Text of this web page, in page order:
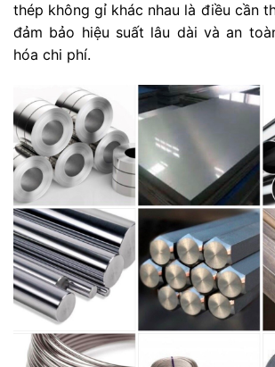
thép không gỉ khác nhau là điều cần
đảm bảo hiệu suất lâu dài và an
hóa chi phí.